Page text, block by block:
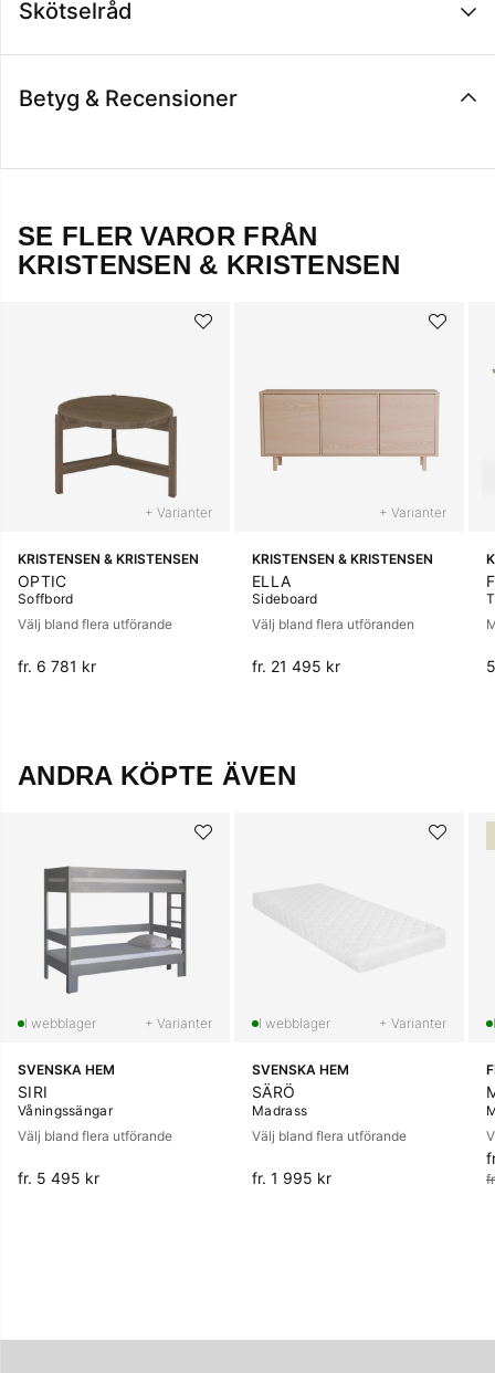
Skötselråd
Betyg & Recensioner
SE FLER VAROR FRÅN
KRISTENSEN & KRISTENSEN
+ Varianter
KRISTENSEN & KRISTENSEN
OPTIC
Soffbord
Välj bland flera utförande
fr. 6 781 kr
+ Varianter
KRISTENSEN & KRISTENSEN
ELLA
Sideboard
Välj bland flera utföranden
fr. 21 495 kr
ANDRA KÖPTE ÄVEN
+ Varianter
SVENSKA HEM
SIRI
Våningssängar
Välj bland flera utförande
fr. 5 495 kr
+ Varianter
SVENSKA HEM
SÄRÖ
Madrass
Välj bland flera utförande
fr. 1 995 kr